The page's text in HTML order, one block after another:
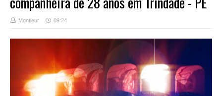
Montieur 09:24